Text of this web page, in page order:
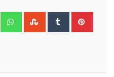
LinkedIn WhatsappStumbleUpon
Tumblr